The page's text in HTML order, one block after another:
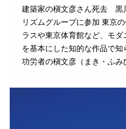
建築家の槇文彦さん死去 黒
リズムグループに参加 東京
ラスや東京体育館など、モダ
を基本にした知的な作品で
功労者の槇文彦（まき・ふ